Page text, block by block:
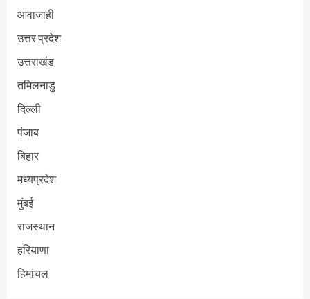
आवाजाही
उत्तर प्रदेश
उत्तराखंड
तमिलनाडु
दिल्ली
पंजाब
बिहार
मध्यप्रदेश
मुंबई
राजस्थान
हरियाणा
हिमांचल